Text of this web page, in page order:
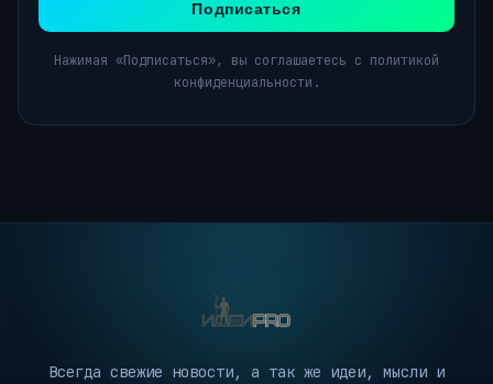
Подписаться
Нажимая «Подписаться», вы соглашаетесь с политикой
конфиденциальности.
Всегда свежие новости, а так же идеи, мысли и